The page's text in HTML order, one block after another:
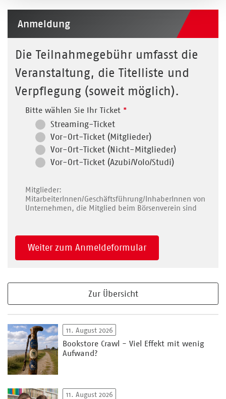
Anmeldung
Die Teilnahmegebühr umfasst die
Veranstaltung, die Titelliste und
Verpflegung (soweit möglich).
Bitte wählen Sie Ihr Ticket *
Streaming-Ticket
Vor-Ort-Ticket (Mitglieder)
Vor-Ort-Ticket (Nicht-Mitglieder)
Vor-Ort-Ticket (Azubi/Volo/Studi)
Mitglieder:
MitarbeiterInnen/Geschäftsführung/InhaberInnen von
Unternehmen, die Mitglied beim Börsenverein sind
Weiter zum Anmeldeformular
Zur Übersicht
11. August 2026
Bookstore Crawl - Viel Effekt mit wenig
Aufwand?
11. August 2026